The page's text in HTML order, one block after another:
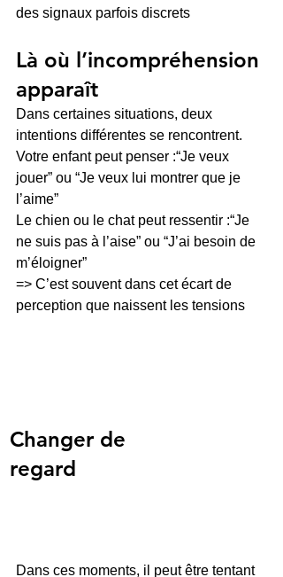
des signaux parfois discrets
Là où l’incompréhension
apparaît
Dans certaines situations, deux
intentions différentes se rencontrent.
Votre enfant peut penser :“Je veux
jouer” ou “Je veux lui montrer que je
l’aime”
Le chien ou le chat peut ressentir :“Je
ne suis pas à l’aise” ou “J’ai besoin de
m’éloigner”
=> C’est souvent dans cet écart de
perception que naissent les tensions
Changer de
regard
Dans ces moments, il peut être tentant